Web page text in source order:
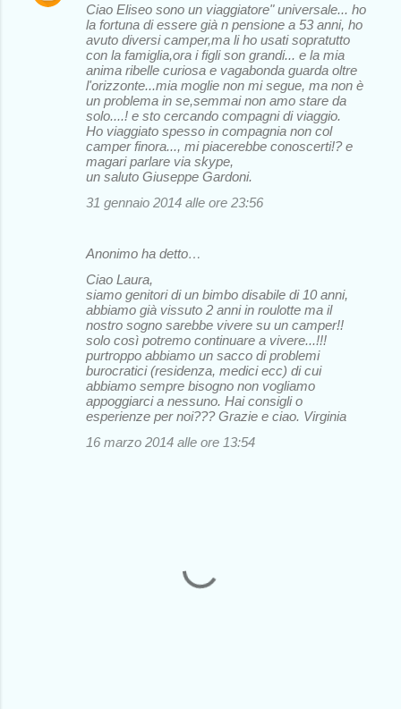
Ciao Eliseo sono un viaggiatore" universale... ho
la fortuna di essere già n pensione a 53 anni, ho
avuto diversi camper,ma li ho usati sopratutto
con la famiglia,ora i figli son grandi... e la mia
anima ribelle curiosa e vagabonda guarda oltre
l'orizzonte...mia moglie non mi segue, ma non è
un problema in se,semmai non amo stare da
solo....! e sto cercando compagni di viaggio.
Ho viaggiato spesso in compagnia non col
camper finora..., mi piacerebbe conoscerti!? e
magari parlare via skype,
un saluto Giuseppe Gardoni.
31 gennaio 2014 alle ore 23:56
Anonimo ha detto…
Ciao Laura,
siamo genitori di un bimbo disabile di 10 anni,
abbiamo già vissuto 2 anni in roulotte ma il
nostro sogno sarebbe vivere su un camper!!
solo così potremo continuare a vivere...!!!
purtroppo abbiamo un sacco di problemi
burocratici (residenza, medici ecc) di cui
abbiamo sempre bisogno non vogliamo
appoggiarci a nessuno. Hai consigli o
esperienze per noi??? Grazie e ciao. Virginia
16 marzo 2014 alle ore 13:54